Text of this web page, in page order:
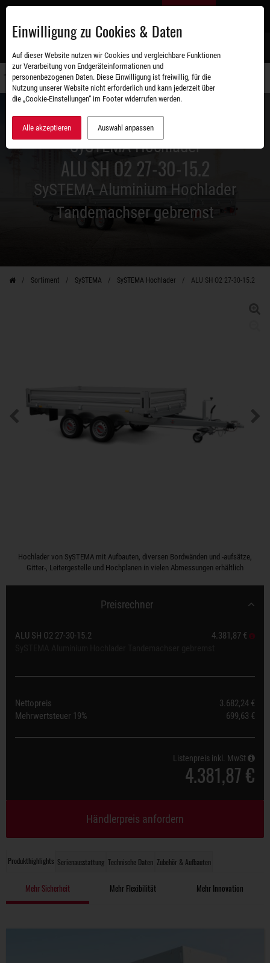
Zum
SySTEMA Hochlader
ALU SH O2 27-30-15.2
SySTEMA Aluminium Hochlader
Tandemachser gebremst
Sortiment SySTEMA SySTEMA Hochlader ALU SH O2 27-30-15.2
Hochlader von SySTEMA mit Aufbauten, diversen Bordwänden und -aufsätze,
Gitter-, Leitergestelle und Hochplanen in vielen Abmessungen erhältlich
Produkthighlights Serienausstattung Technische Daten Zubehör & Aufbauten
Mehr Sicherheit Mehr Flexibilität Mehr Innovation
Preisrechner
ALU SH O2 27-30-15.2
4.381,87 €
Nettopreis
3.682,24 €
Mehrwertsteuer 19% 699,63 €
Listenpreis inkl. MwSt
4.381,87 €
Händlerpreis anfordern
Einwilligung zu Cookies & Daten
Auf dieser Website nutzen wir Cookies und vergleichbare Funktionen
zur Verarbeitung von Endgeräteinformationen und
personenbezogenen Daten. Diese Einwilligung ist freiwillig, für die
Nutzung unserer Website nicht erforderlich und kann jederzeit über
die „Cookie-Einstellungen“ im Footer widerrufen werden.
Alle akzeptieren Auswahl anpassen